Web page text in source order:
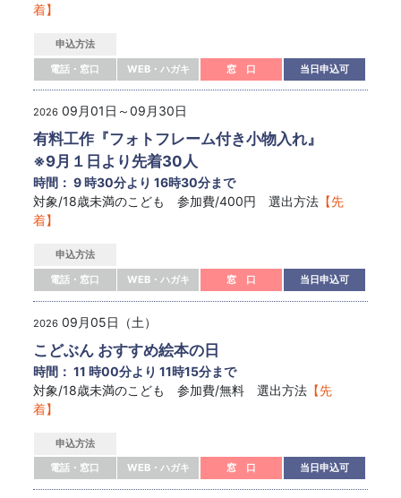
着】
申込方法
電話・窓口
WEB・ハガキ 窓 口 当日申込可
2026 09月01日～09月30日
有料工作『フォトフレーム付き小物入れ』
※9月１日より先着30人
時間： 9 時30分より 16時30分まで
対象/18歳未満のこども 参加費/400円 選出方法 【先
着】
申込方法
電話・窓口
WEB・ハガキ 窓 口 当日申込可
2026 09月05日（土）
こどぶん おすすめ絵本の日
時間： 11 時00分より 11時15分まで
対象/18歳未満のこども 参加費/無料 選出方法 【先
着】
申込方法
電話・窓口
WEB・ハガキ 窓 口 当日申込可